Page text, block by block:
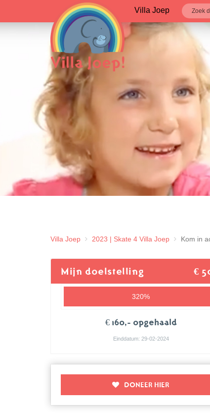
Villa Joep
Villa Joep 2023 | Skate 4 Villa Joep Kom in
Mijn doelstelling €
320%
€ 160,- opgehaald
Einddatum: 29-02-2024
DONEER HIER